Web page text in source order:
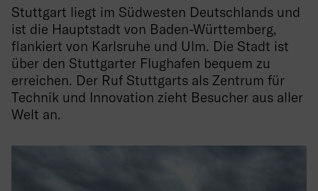
Stuttgart liegt im Südwesten Deutschlands und
ist die Hauptstadt von Baden-Württemberg,
flankiert von Karlsruhe und Ulm. Die Stadt ist
über den Stuttgarter Flughafen bequem zu
erreichen. Der Ruf Stuttgarts als Zentrum für
Technik und Innovation zieht Besucher aus aller
Welt an.